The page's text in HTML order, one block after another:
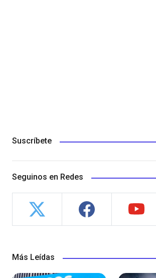
Suscríbete
Seguinos en Redes
Más Leídas